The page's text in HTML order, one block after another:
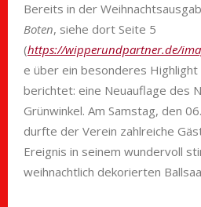
Bereits in der
Boten, siehe dort Seite 5
(https://wipperundpartner.de/
e über ein besonderes
berichtet: eine Neuauflage des
Grünwinkel. Am Samstag, den
durfte der Verein zahlreiche
Ereignis in seinem wundervoll
weihnachtlich dekorierten